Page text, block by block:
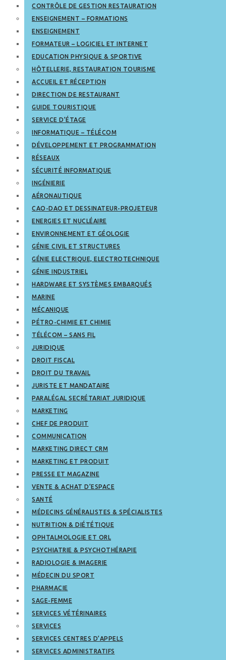
CONTRÔLE DE GESTION RESTAURATION
ENSEIGNEMENT – FORMATIONS
ENSEIGNEMENT
FORMATEUR – LOGICIEL ET INTERNET
EDUCATION PHYSIQUE & SPORTIVE
HÔTELLERIE, RESTAURATION TOURISME
ACCUEIL ET RÉCEPTION
DIRECTION DE RESTAURANT
GUIDE TOURISTIQUE
SERVICE D’ÉTAGE
INFORMATIQUE – TÉLÉCOM
DÉVELOPPEMENT ET PROGRAMMATION
RÉSEAUX
SÉCURITÉ INFORMATIQUE
INGÉNIERIE
AÉRONAUTIQUE
CAO-DAO ET DESSINATEUR-PROJETEUR
ENERGIES ET NUCLÉAIRE
ENVIRONNEMENT ET GÉOLOGIE
GÉNIE CIVIL ET STRUCTURES
GÉNIE ELECTRIQUE, ELECTROTECHNIQUE
GÉNIE INDUSTRIEL
HARDWARE ET SYSTÈMES EMBARQUÉS
MARINE
MÉCANIQUE
PÉTRO-CHIMIE ET CHIMIE
TÉLÉCOM – SANS FIL
JURIDIQUE
DROIT FISCAL
DROIT DU TRAVAIL
JURISTE ET MANDATAIRE
PARALÉGAL SECRÉTARIAT JURIDIQUE
MARKETING
CHEF DE PRODUIT
COMMUNICATION
MARKETING DIRECT CRM
MARKETING ET PRODUIT
PRESSE ET MAGAZINE
VENTE & ACHAT D’ESPACE
SANTÉ
MÉDECINS GÉNÉRALISTES & SPÉCIALISTES
NUTRITION & DIÉTÉTIQUE
OPHTALMOLOGIE ET ORL
PSYCHIATRIE & PSYCHOTHÉRAPIE
RADIOLOGIE & IMAGERIE
MÉDECIN DU SPORT
PHARMACIE
SAGE-FEMME
SERVICES VÉTÉRINAIRES
SERVICES
SERVICES CENTRES D’APPELS
SERVICES ADMINISTRATIFS